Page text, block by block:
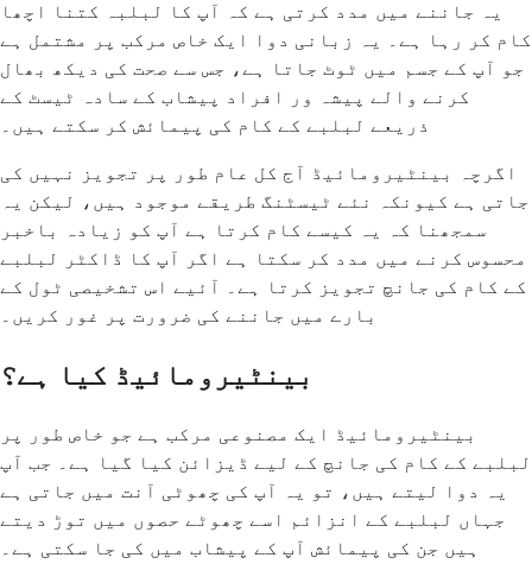
یہ جاننے میں مدد کرتی ہے کہ آپ کا لبلبہ کتنا اچھا
کام کر رہا ہے۔ یہ زبانی دوا ایک خاص مرکب پر مشتمل ہے
جو آپ کے جسم میں ٹوٹ جاتا ہے، جس سے صحت کی دیکھ بھال
کرنے والے پیشہ ور افراد پیشاب کے سادہ ٹیسٹ کے
ذریعے لبلبے کے کام کی پیمائش کر سکتے ہیں۔
اگرچہ بینٹیرومائیڈ آج کل عام طور پر تجویز نہیں کی
جاتی ہے کیونکہ نئے ٹیسٹنگ طریقے موجود ہیں، لیکن یہ
سمجھنا کہ یہ کیسے کام کرتا ہے آپ کو زیادہ باخبر
محسوس کرنے میں مدد کر سکتا ہے اگر آپ کا ڈاکٹر لبلبے
کے کام کی جانچ تجویز کرتا ہے۔ آئیے اس تشخیصی ٹول کے
بارے میں جاننے کی ضرورت پر غور کریں۔
بینٹیرومائیڈ کیا ہے؟
بینٹیرومائیڈ ایک مصنوعی مرکب ہے جو خاص طور پر
لبلبے کے کام کی جانچ کے لیے ڈیزائن کیا گیا ہے۔ جب آپ
یہ دوا لیتے ہیں، تو یہ آپ کی چھوٹی آنت میں جاتی ہے
جہاں لبلبے کے انزائم اسے چھوٹے حصوں میں توڑ دیتے
ہیں جن کی پیمائش آپ کے پیشاب میں کی جا سکتی ہے۔